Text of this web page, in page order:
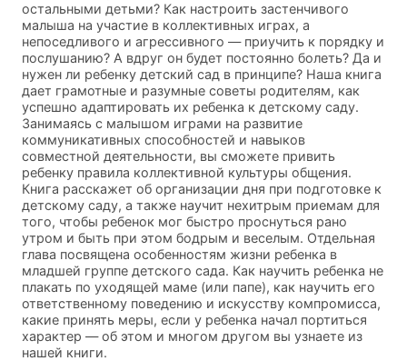
остальными детьми? Как настроить застенчивого
малыша на участие в коллективных играх, а
непоседливого и агрессивного — приучить к порядку и
послушанию? А вдруг он будет постоянно болеть? Да и
нужен ли ребенку детский сад в принципе? Наша книга
дает грамотные и разумные советы родителям, как
успешно адаптировать их ребенка к детскому саду.
Занимаясь с малышом играми на развитие
коммуникативных способностей и навыков
совместной деятельности, вы сможете привить
ребенку правила коллективной культуры общения.
Книга расскажет об организации дня при подготовке к
детскому саду, а также научит нехитрым приемам для
того, чтобы ребенок мог быстро проснуться рано
утром и быть при этом бодрым и веселым. Отдельная
глава посвящена особенностям жизни ребенка в
младшей группе детского сада. Как научить ребенка не
плакать по уходящей маме (или папе), как научить его
ответственному поведению и искусству компромисса,
какие принять меры, если у ребенка начал портиться
характер — об этом и многом другом вы узнаете из
нашей книги.